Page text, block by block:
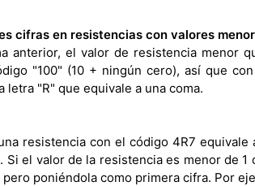
cifras en resistencias con valores
anterior, el valor de resistencia menor
"100" (10 + ningún cero), así que
letra "R" que equivale a una coma.
resistencia con el código 4R7 equivale
Si el valor de la resistencia es menor de
pero poniéndola como primera cifra. Por